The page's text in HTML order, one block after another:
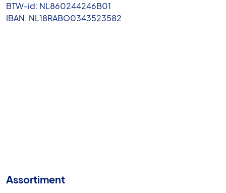
BTW-id: NL860244246B01
IBAN: NL18RABO0343523582
Assortiment